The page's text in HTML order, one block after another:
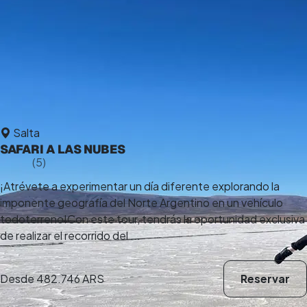
(5)
6 h
Salta
SAFARI A LAS NUBES
¡Atrévete a experimentar un día diferente explorando la
imponente geografía del Norte Argentino en un vehículo
todoterreno!Con este tour, tendrás la oportunidad exclusiva
de realizar el recorrido del ...
Desde482.746 ARS Reservar